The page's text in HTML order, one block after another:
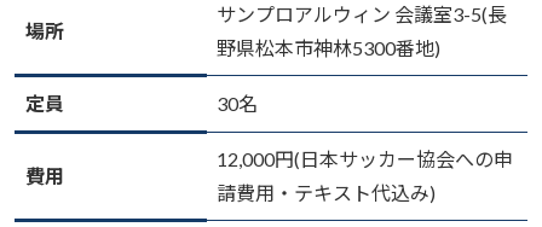
場所
サンプロアルウィン 会議室3-5(長
野県松本市神林5300番地)
定員 30名
費用
12,000円(日本サッカー協会への申
請費用・テキスト代込み)